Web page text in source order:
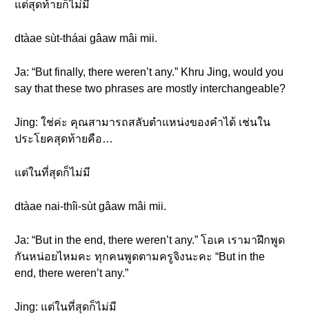
แต่สุดท้ายก็ไม่มี
dtàae sùt-tháai gâaw mâi mii.
Ja: “But finally, there weren’t any.” Khru Jing, would you
say that these two phrases are mostly interchangeable?
Jing: ใช่ค่ะ คุณสามารถสลับตำแหน่งของคำได้ เช่นใน
ประโยคสุดท้ายคือ…
แต่ในที่สุดก็ไม่มี
dtàae nai-thîi-sùt gâaw mâi mii.
Ja: “But in the end, there weren’t any.” โอเค เรามาฝึกพูด
กันหน่อยไหมคะ ทุกคนพูดตามครูจิงนะคะ “But in the
end, there weren’t any.”
Jing: แต่ในที่สุดก็ไม่มี